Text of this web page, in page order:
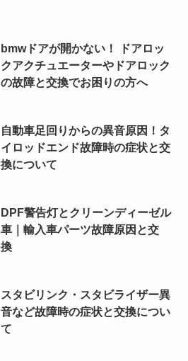
bmwドアが開かない！ ドアロッ
クアクチュエーターやドアロック
の故障と交換でお困りの方へ
自動車足回りからの異音原因！タ
イロッドエンド故障時の症状と交
換について
DPF警告灯とクリーンディーゼル
車｜輸入車パーツ故障原因と交
換
スタビリンク・スタビライザー異
音など故障時の症状と交換につい
て